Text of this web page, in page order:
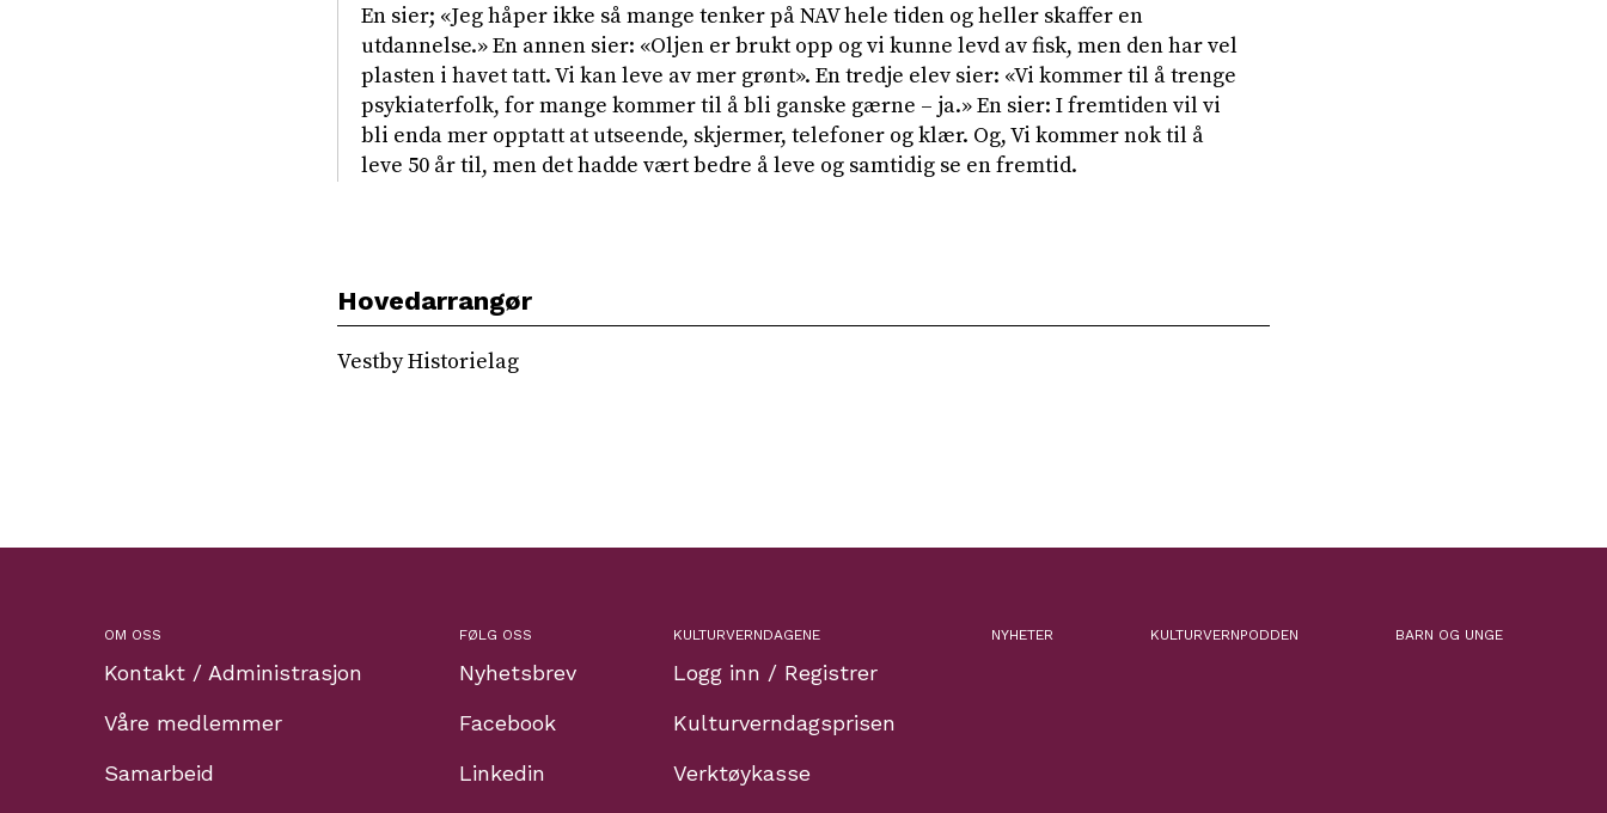
En sier; «Jeg håper ikke så mange tenker på NAV hele tiden og heller skaffer en
utdannelse.» En annen sier: «Oljen er brukt opp og vi kunne levd av fisk, men den har vel
plasten i havet tatt. Vi kan leve av mer grønt». En tredje elev sier: «Vi kommer til å trenge
psykiaterfolk, for mange kommer til å bli ganske gærne – ja.» En sier: I fremtiden vil vi
bli enda mer opptatt at utseende, skjermer, telefoner og klær. Og, Vi kommer nok til å
leve 50 år til, men det hadde vært bedre å leve og samtidig se en fremtid.
Hovedarrangør
Vestby Historielag
OM OSS
Kontakt / Administrasjon
Våre medlemmer
Samarbeid
FØLG OSS
Nyhetsbrev
Facebook
Linkedin
KULTURVERNDAGENE
Logg inn / Registrer
Kulturverndagsprisen
Verktøykasse
NYHETER KULTURVERNPODDEN BARN OG UNGE